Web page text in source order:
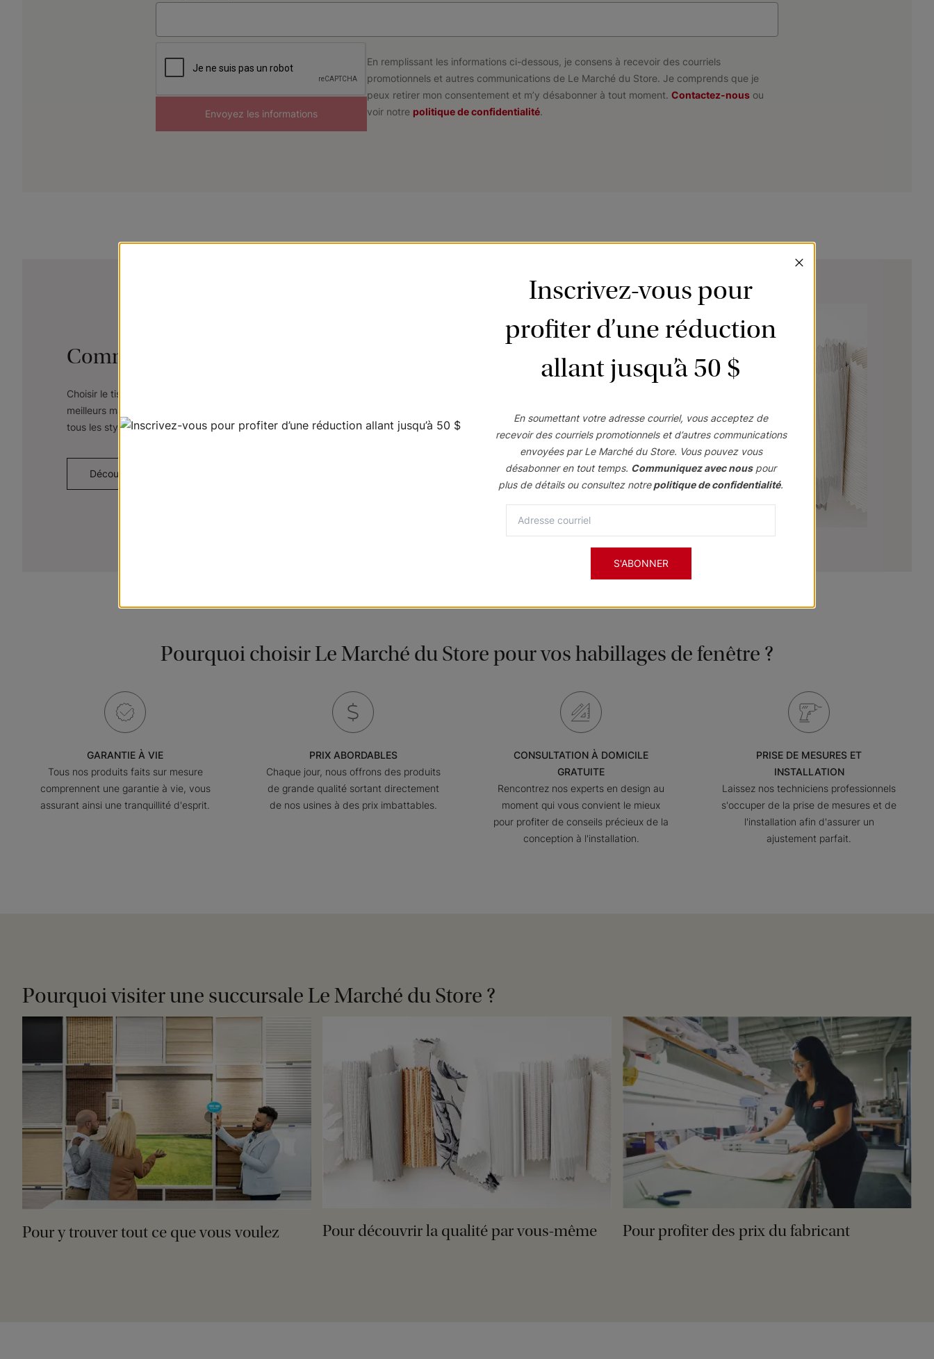
Envoyez les informations
En remplissant les informations ci-dessous, je consens à recevoir des courriels
promotionnels et autres communications de Le Marché du Store. Je comprends que je
peux retirer mon consentement et m’y désabonner à tout moment. Contactez-nous ou
voir notre politique de confidentialité.
Commandez notre kit d'échantillons populaire
Choisir le tissu parfait peut être un défi — simplifions les choses ! Nous avons rassemblé nos
meilleurs matériaux pour créer des ensembles d’échantillons soigneusement composés, adaptés à
tous les styles et à toutes les esthétiques.
Découvrez les ensembles
Pourquoi choisir Le Marché du Store pour vos habillages de fenêtre ?
GARANTIE À VIE
Tous nos produits faits sur mesure
comprennent une garantie à vie, vous
assurant ainsi une tranquillité d'esprit.
PRIX ABORDABLES
Chaque jour, nous offrons des produits
de grande qualité sortant directement
de nos usines à des prix imbattables.
CONSULTATION À DOMICILE
GRATUITE
Rencontrez nos experts en design au
moment qui vous convient le mieux
pour profiter de conseils précieux de la
conception à l'installation.
PRISE DE MESURES ET
INSTALLATION
Laissez nos techniciens professionnels
s'occuper de la prise de mesures et de
l'installation afin d'assurer un
ajustement parfait.
Pourquoi visiter une succursale Le Marché du Store ?
Pour y trouver tout ce que vous voulez Pour découvrir la qualité par vous-même Pour profiter des prix du fabricant
Inscrivez-vous pour
profiter d’une réduction
allant jusqu’à 50 $
En soumettant votre adresse courriel, vous acceptez de
recevoir des courriels promotionnels et d’autres communications
envoyées par Le Marché du Store. Vous pouvez vous
désabonner en tout temps. Communiquez avec nouspour
plus de détails ou consultez notre politique de confidentialité.
S'ABONNER